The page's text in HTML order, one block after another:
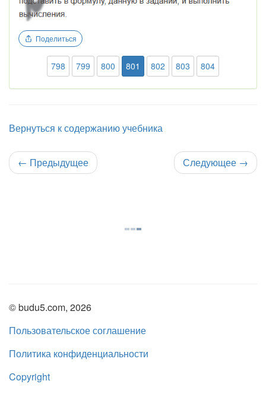
Поделиться
798 799 800 801 802 803 804
Вернуться к содержанию учебника
← Предыдущее Следующее →
© budu5.com, 2026
Пользовательское соглашение
Политика конфиденциальности
Copyright